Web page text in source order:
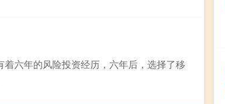
六年的风险投资经历，六年后，选择了移